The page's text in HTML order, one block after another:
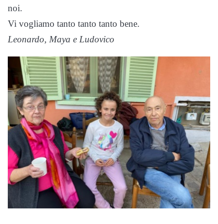
noi.
Vi vogliamo tanto tanto tanto bene.
Leonardo, Maya e Ludovico